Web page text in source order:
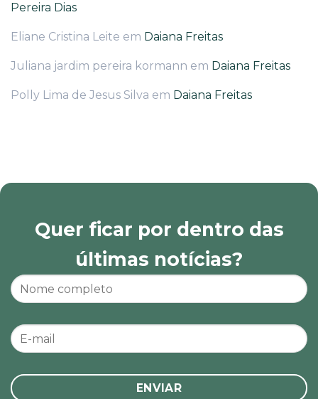
Pereira Dias
Eliane Cristina Leite em Daiana Freitas
Juliana jardim pereira kormann em Daiana Freitas
Polly Lima de Jesus Silva em Daiana Freitas
Quer ficar por dentro das
últimas notícias?